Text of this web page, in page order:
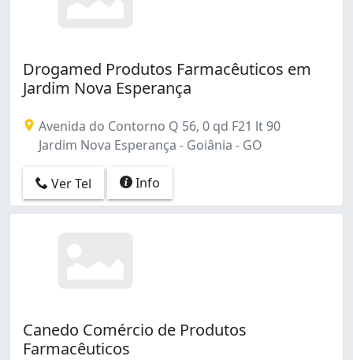
Drogamed Produtos Farmacêuticos em
Jardim Nova Esperança
Avenida do Contorno Q 56, 0 qd F21 lt 90
Jardim Nova Esperança - Goiânia - GO
Ver Tel Info
Canedo Comércio de Produtos
Farmacêuticos